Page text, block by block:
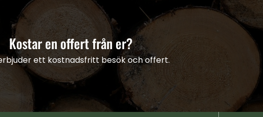
Kostar en offert från er?
ett kostnadsfritt besök och offert.